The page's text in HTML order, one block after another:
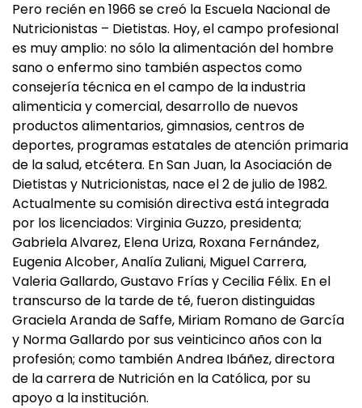
Pero recién en 1966 se creó la Escuela Nacional de
Nutricionistas – Dietistas. Hoy, el campo profesional
es muy amplio: no sólo la alimentación del hombre
sano o enfermo sino también aspectos como
consejería técnica en el campo de la industria
alimenticia y comercial, desarrollo de nuevos
productos alimentarios, gimnasios, centros de
deportes, programas estatales de atención primaria
de la salud, etcétera. En San Juan, la Asociación de
Dietistas y Nutricionistas, nace el 2 de julio de 1982.
Actualmente su comisión directiva está integrada
por los licenciados: Virginia Guzzo, presidenta;
Gabriela Alvarez, Elena Uriza, Roxana Fernández,
Eugenia Alcober, Analía Zuliani, Miguel Carrera,
Valeria Gallardo, Gustavo Frías y Cecilia Félix. En el
transcurso de la tarde de té, fueron distinguidas
Graciela Aranda de Saffe, Miriam Romano de García
y Norma Gallardo por sus veinticinco años con la
profesión; como también Andrea Ibáñez, directora
de la carrera de Nutrición en la Católica, por su
apoyo a la institución.